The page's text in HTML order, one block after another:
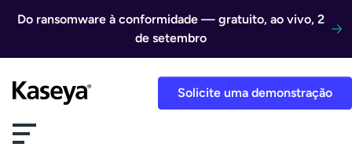
Do ransomware à conformidade — gratuito, ao vivo, 2
de setembro
Solicite uma demonstração